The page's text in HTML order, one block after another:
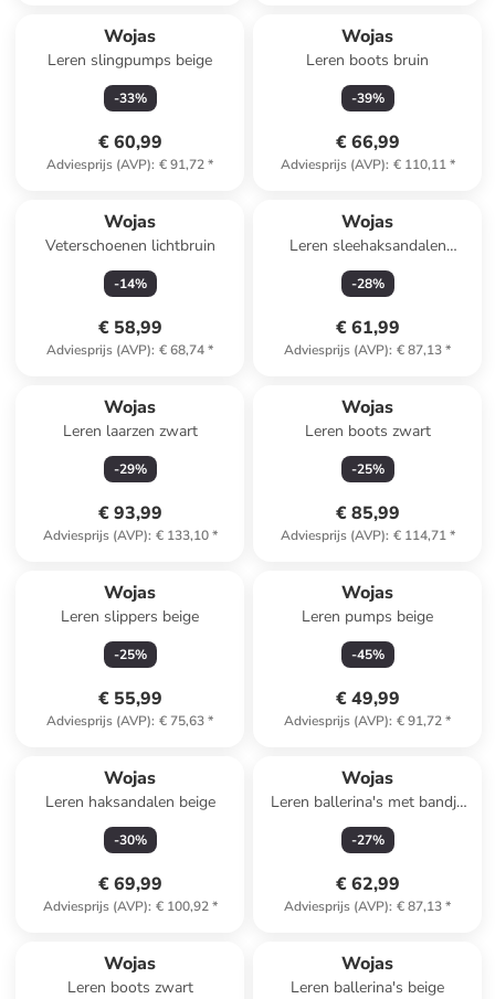
Wojas
Leren slingpumps beige
-33%
€ 60,99
Adviesprijs (AVP): € 91,72*
Wojas
Leren boots bruin
-39%
€ 66,99
Adviesprijs (AVP): € 110,11*
Wojas
Veterschoenen lichtbruin
-14%
€ 58,99
Adviesprijs (AVP): € 68,74*
Wojas
Leren sleehaksandalen
lichtbruin
-28%
€ 61,99
Adviesprijs (AVP): € 87,13*
Wojas
Leren laarzen zwart
-29%
€ 93,99
Adviesprijs (AVP): € 133,10*
Wojas
Leren boots zwart
-25%
€ 85,99
Adviesprijs (AVP): € 114,71*
Wojas
Leren slippers beige
-25%
€ 55,99
Adviesprijs (AVP): € 75,63*
Wojas
Leren pumps beige
-45%
€ 49,99
Adviesprijs (AVP): € 91,72*
Wojas
Leren haksandalen beige
-30%
€ 69,99
Adviesprijs (AVP): € 100,92*
Wojas
Leren ballerina's met bandje
zwart
-27%
€ 62,99
Adviesprijs (AVP): € 87,13*
Wojas
Leren boots zwart
Wojas
Leren ballerina's beige